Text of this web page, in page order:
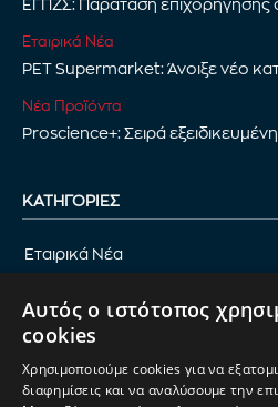
ΕΓΠΖΣ: Παράταση επιχορήγησης
Εταιρικά Νέα
PET Supermarket: Άνοιξε νέο
Νέα Προϊόντα
Proscience+: Σειρά
ΚΑΤΗΓΟΡΊΕΣ
Εταιρικά Νέα
Αφιέρωμα
Νέα Προϊόντα
Αυτός ο ιστότοπος
cookies
Χρησιμοποιούμε cookies για να
διαφημίσεις και να αναλύσουμε την